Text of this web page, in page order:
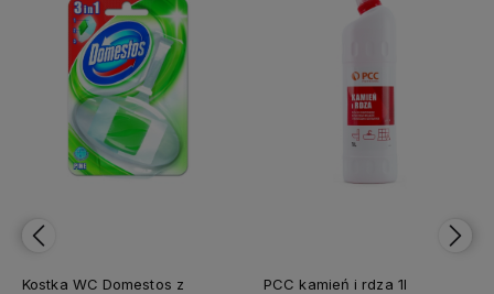
Kostka WC Domestos z
PCC kamień i rdza 1l